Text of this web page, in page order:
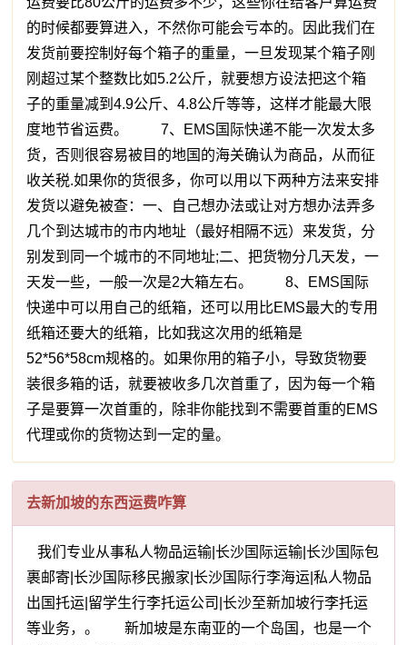
的时候都要算进入，不然你可能会亏本的。因此我们在
发货前要控制好每个箱子的重量，一旦发现某个箱子刚
刚超过某个整数比如5.2公斤，就要想方设法把这个箱
子的重量减到4.9公斤、4.8公斤等等，这样才能最大限
度地节省运费。 7、EMS国际快递不能一次发太多
货，否则很容易被目的地国的海关确认为商品，从而征
收关税.如果你的货很多，你可以用以下两种方法来安排
发货以避免被查：一、自己想办法或让对方想办法弄多
几个到达城市的市内地址（最好相隔不远）来发货，分
别发到同一个城市的不同地址;二、把货物分几天发，一
天发一些，一般一次是2大箱左右。 8、EMS国际
快递中可以用自己的纸箱，还可以用比EMS最大的专用
纸箱还要大的纸箱，比如我这次用的纸箱是
52*56*58cm规格的。如果你用的箱子小，导致货物要
装很多箱的话，就要被收多几次首重了，因为每一个箱
子是要算一次首重的，除非你能找到不需要首重的EMS
代理或你的货物达到一定的量。
去新加坡的东西运费咋算
我们专业从事私人物品运输|长沙国际运输|长沙国际包
裹邮寄|长沙国际移民搬家|长沙国际行李海运|私人物品
出国托运|留学生行李托运公司|长沙至新加坡行李托运
等业务，。 新加坡是东南亚的一个岛国，也是一个